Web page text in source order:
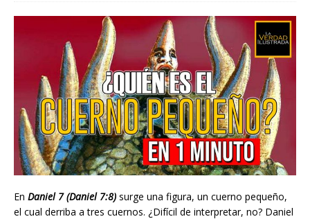
En Daniel 7 (Daniel 7:8) surge una figura, un cuerno pequeño,
el cual derriba a tres cuernos. ¿Difícil de interpretar, no? Daniel